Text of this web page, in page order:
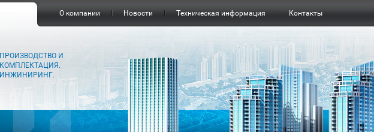
О компании Новости Техническая информация Контакты
ПРОИЗВОДСТВО И
КОМПЛЕКТАЦИЯ.
ИНЖИНИРИНГ.